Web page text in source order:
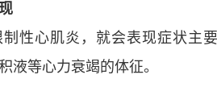
性心肌炎，就会表现症状主
液等心力衰竭的体征。